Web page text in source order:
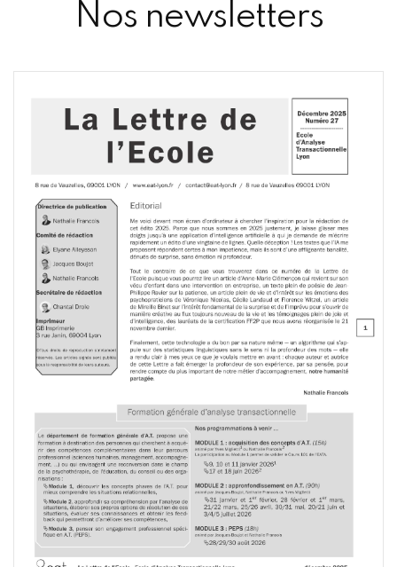
Nos newsletters